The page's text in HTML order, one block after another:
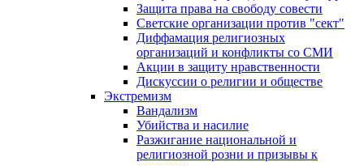
Защита права на свободу совести
Светские организации против "сект"
Диффамация религиозных
организаций и конфликты со СМИ
Акции в защиту нравственности
Дискуссии о религии и обществе
Экстремизм
Вандализм
Убийства и насилие
Разжигание национальной и
религиозной розни и призывы к